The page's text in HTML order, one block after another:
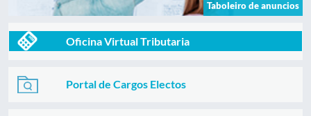
Taboleiro de anuncios
Oficina Virtual Tributaria
Portal de Cargos Electos